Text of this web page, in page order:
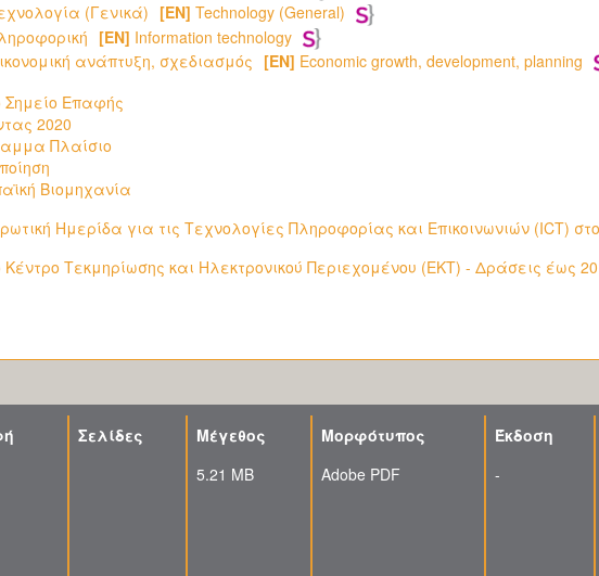
(Γενικά) [EN] Technology (General)
[EN] Information technology
ανάπτυξη, σχεδιασμός [EN] Economic growth, development, planning
Σημείο Επαφής
2020
Πλαίσιο
Βιομηχανία
Ημερίδα για τις Τεχνολογίες Πληροφορίας και Επικοινωνιών (ICT)
Κέντρο Τεκμηρίωσης και Ηλεκτρονικού Περιεχομένου (ΕΚΤ) - Δράσεις έως
Σελίδες Μέγεθος Μορφότυπος Έκδοση
5.21 MB Adobe PDF -